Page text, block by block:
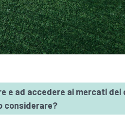
e ad accedere ai mercati dei
considerare?